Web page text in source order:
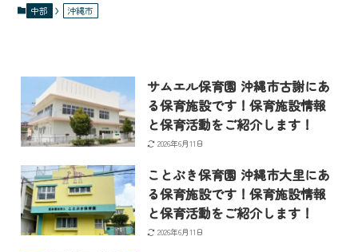
中部 沖縄市
サムエル保育園 沖縄市古謝にあ
る保育施設です！保育施設情報
と保育活動をご紹介します！
2026年6月11日
ことぶき保育園 沖縄市大里にあ
る保育施設です！保育施設情報
と保育活動をご紹介します！
2026年6月11日